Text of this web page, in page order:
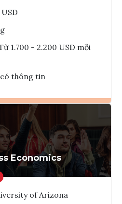
1.700 - 2.200 USD mỗi
thông tin
Ghi danh
Tham vấn Interlink
Economics
of Arizona